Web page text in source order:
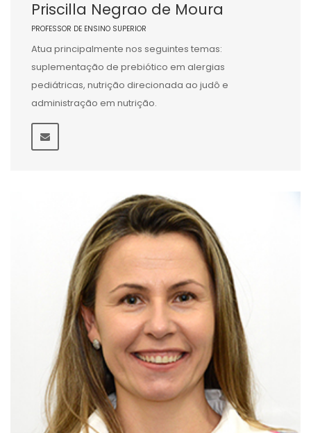
Priscilla Negrao de Moura
PROFESSOR DE ENSINO SUPERIOR
Atua principalmente nos seguintes temas:
suplementação de prebiótico em alergias
pediátricas, nutrição direcionada ao judô e
administração em nutrição.